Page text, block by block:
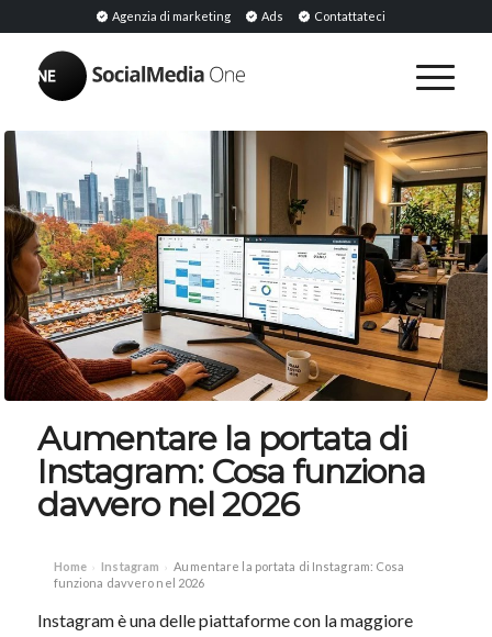
Agenzia di marketing Ads Contattateci
Aumentare la portata di
Instagram: Cosa funziona
davvero nel 2026
Home › Instagram › Aumentare la portata di Instagram: Cosa
funziona davvero nel 2026
Instagram è una delle piattaforme con la maggiore